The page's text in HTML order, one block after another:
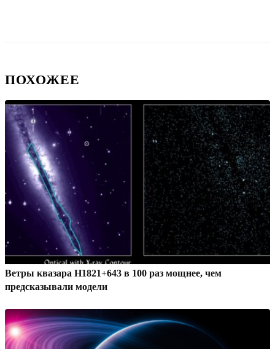
ПОХОЖЕЕ
Ветры квазара H1821+643 в 100 раз мощнее, чем
предсказывали модели